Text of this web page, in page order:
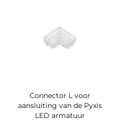
Connector L voor
aansluiting van de Pyxis
LED armatuur